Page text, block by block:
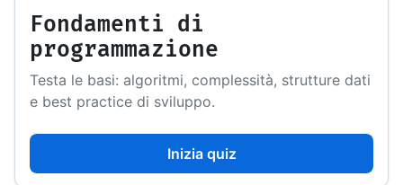
Fondamenti di
programmazione
Testa le basi: algoritmi, complessità, strutture dati
e best practice di sviluppo.
Inizia quiz